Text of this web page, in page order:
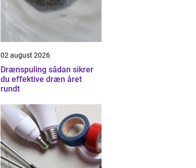
02 august 2026
Drænspuling sådan sikrer
du effektive dræn året
rundt